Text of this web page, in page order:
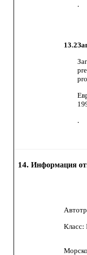
.
13.2
.
14. Информация
Класс: